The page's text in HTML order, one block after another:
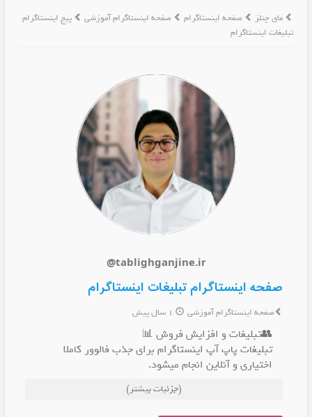
مای چنلز صفحه اینستاگرام صفحه اینستاگرام آموزشی
پیج اینستاگرام
تبلیغات اینستاگرام
@tablighganjine.ir
صفحه اینستاگرام تبلیغات اینستاگرام
صفحه اینستاگرام آموزشی
👥تبلیغات و افزایش فروش 📊
تبلیغات پاپ آپ اینستاگرام برای جذب فالوور کاملا
اختیاری و آنلاین انجام میشود.
برای پیام رسان های داخلی از جمله ایتا و روبیکا تبلیغات
(جزئیات بیشتر)